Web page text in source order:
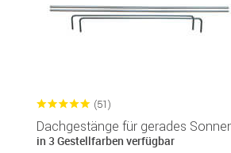
(51)
Dachgestänge für gerades
in 3 Gestellfarben verfügbar